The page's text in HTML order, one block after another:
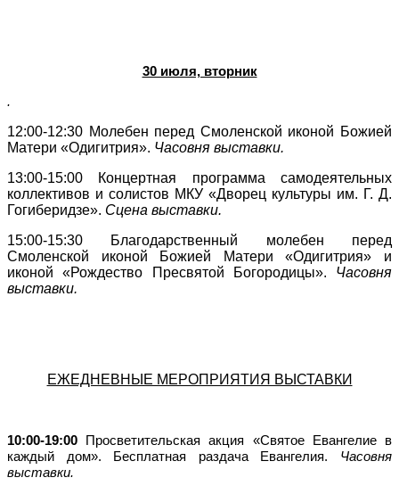
30 июля, вторник
.
12:00-12:30 Молебен перед Смоленской иконой Божией
Матери «Одигитрия». Часовня выставки.
13:00-15:00 Концертная программа самодеятельных
коллективов и солистов МКУ «Дворец культуры им. Г. Д.
Гогиберидзе». Сцена выставки.
15:00-15:30 Благодарственный молебен перед
Смоленской иконой Божией Матери «Одигитрия» и
иконой «Рождество Пресвятой Богородицы». Часовня
выставки.
ЕЖЕДНЕВНЫЕ МЕРОПРИЯТИЯ ВЫСТАВКИ
10:00-19:00 Просветительская акция «Святое Евангелие в
каждый дом». Бесплатная раздача Евангелия. Часовня
выставки.